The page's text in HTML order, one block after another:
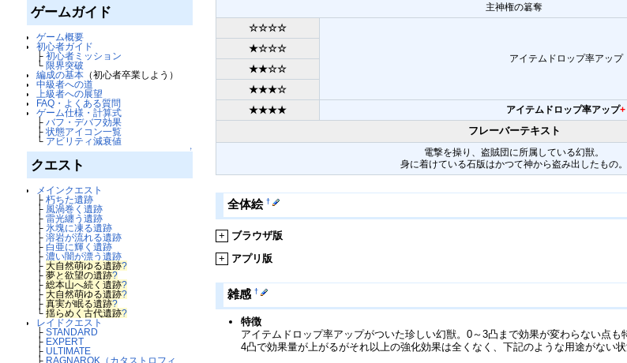
ゲームガイド
ゲーム概要
初心者ガイド
├ 初心者ミッション
└ 限界突破
編成の基本（初心者卒業しよう）
中級者への道
上級者への展望
FAQ・よくある質問
ゲーム仕様・計算式
├ バフ・デバフ効果
├ 状態アイコン一覧
└ アビリティ減衰値
↑
クエスト
メインクエスト
├ 朽ちた遺跡
├ 風渦巻く遺跡
├ 雷光纏う遺跡
├ 氷塊に凍る遺跡
├ 溶岩が流れる遺跡
├ 白亜に輝く遺跡
├ 濃い闇が漂う遺跡
├ 大自然萌ゆる遺跡?
├ 夢と欲望の遺跡?
├ 総本山へ続く遺跡?
├ 大自然萌ゆる遺跡?
├ 真実が眠る遺跡?
└ 揺らめく古代遺跡?
レイドクエスト
├ STANDARD
├ EXPERT
├ ULTIMATE
├ RAGNAROK（カタストロフィ
主神権の簒奪
☆☆☆☆
アイテムドロップ率アップ
★☆☆☆
★★☆☆
★★★☆
★★★★
アイテムドロップ率アップ+
フレーバーテキスト
電撃を操り、盗賊団に所属している幻獣。
身に着けている石版はかつて神から盗み出したもの。
全体絵 †
+
ブラウザ版
+
アプリ版
雑感 †
特徴
アイテムドロップ率アップがついた珍しい幻獣。0～3凸まで効果が変わらない点も
4凸で効果量が上がるがそれ以上の強化効果は全くなく、下記のような用途がない